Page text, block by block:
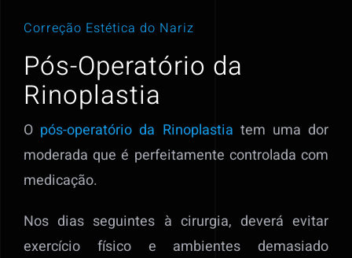
Correção Estética do Nariz
Pós-Operatório da
Rinoplastia
O pós-operatório da Rinoplastia tem uma dor
moderada que é perfeitamente controlada com
medicação.
Nos dias seguintes à cirurgia, deverá evitar
exercício físico e ambientes demasiado